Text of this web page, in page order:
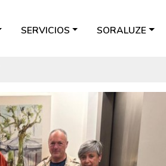
SERVICIOS SORALUZE